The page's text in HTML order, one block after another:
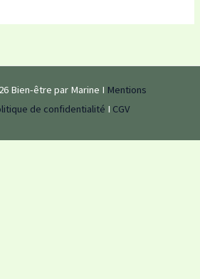
Bien-être par Marine I Mentions
de confidentialité I CGV